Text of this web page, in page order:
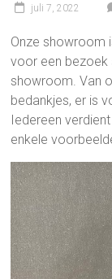
juli 7, 2022
Onze showroom
voor een bezoek
showroom. Van
bedankjes, er is
Iedereen
enkele